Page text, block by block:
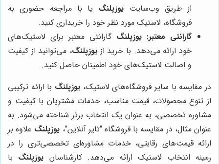
از طریق وب‌سایت یوزپلنگ یا با مراجعه حضوری به
فروشگاه، لاستیک مورد نظر خود را خریداری کنید.
گارانتی معتبر: یوزپلنگ گارانتی معتبر برای لاستیک‌های
خود ارائه می‌دهد. با خرید از یوزپلنگ، می‌توانید از کیفیت
و اصالت لاستیک‌های خود اطمینان حاصل کنید.
در مقایسه با سایر فروشگاه‌های لاستیک، یوزپلنگ با ارائه ترکیبی
از تنوع محصولات، قیمت مناسب، خدمات مشتریان با کیفیت و
مشاوره تخصصی، به عنوان یک انتخاب برتر شناخته می‌شود. به
عنوان مثال، در مقایسه با فروشگاه "تایر آنلاین"، یوزپلنگ علاوه بر
ارائه قیمت‌های رقابتی، خدمات مشاوره‌ای تخصصی‌تری را در
زمینه انتخاب لاستیک ارائه می‌دهد. کارشناسان یوزپلنگ با